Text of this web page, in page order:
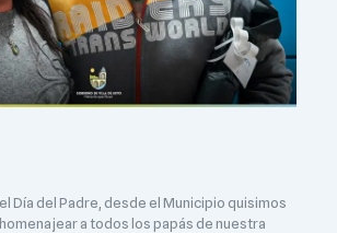
Día del Padre, desde el Municipio quisimos
a todos los papás de nuestra